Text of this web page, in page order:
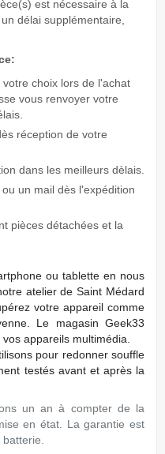
est nécessaire à la
délai supplémentaire,
choix lors de l'achat
vous renvoyer votre
réception de votre
dans les meilleurs dèlais.
un mail dès l'expédition
pièces détachées et la
ou tablette en nous
atelier de Saint Médard
votre appareil comme
Le magasin Geek33
appareils multimédia.
pour redonner souffle
testés avant et après la
un an à compter de la
en état. La garantie est